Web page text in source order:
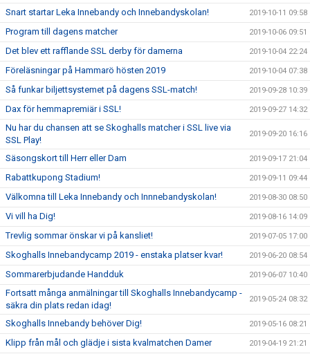
Snart startar Leka Innebandy och Innebandyskolan! 2019-10-11 09:58
Program till dagens matcher 2019-10-06 09:51
Det blev ett rafflande SSL derby för damerna 2019-10-04 22:24
Föreläsningar på Hammarö hösten 2019 2019-10-04 07:38
Så funkar biljettsystemet på dagens SSL-match! 2019-09-28 10:39
Dax för hemmapremiär i SSL! 2019-09-27 14:32
Nu har du chansen att se Skoghalls matcher i SSL live via
SSL Play!
2019-09-20 16:16
Säsongskort till Herr eller Dam 2019-09-17 21:04
Rabattkupong Stadium! 2019-09-11 09:44
Välkomna till Leka Innebandy och Innnebandyskolan! 2019-08-30 08:50
Vi vill ha Dig! 2019-08-16 14:09
Trevlig sommar önskar vi på kansliet! 2019-07-05 17:00
Skoghalls Innebandycamp 2019 - enstaka platser kvar! 2019-06-20 08:54
Sommarerbjudande Handduk 2019-06-07 10:40
Fortsatt många anmälningar till Skoghalls Innebandycamp -
säkra din plats redan idag!
2019-05-24 08:32
Skoghalls Innebandy behöver Dig! 2019-05-16 08:21
Klipp från mål och glädje i sista kvalmatchen Damer 2019-04-19 21:21